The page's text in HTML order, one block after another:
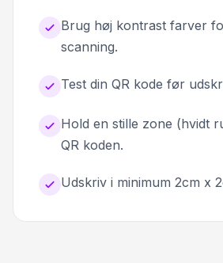
Brug høj kontrast farver
scanning.
Test din QR kode før
Hold en stille zone (hvidt
QR koden.
Udskriv i minimum 2cm x